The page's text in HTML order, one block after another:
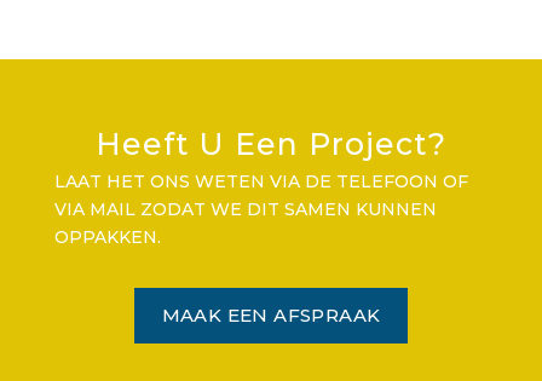
Heeft U Een Project?
LAAT HET ONS WETEN VIA DE TELEFOON OF
VIA MAIL ZODAT WE DIT SAMEN KUNNEN
OPPAKKEN.
MAAK EEN AFSPRAAK